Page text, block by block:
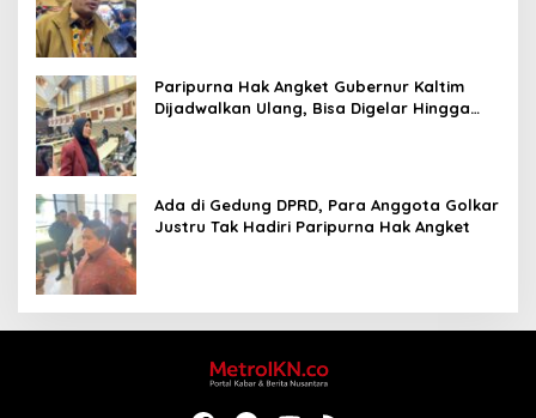
Paripurna Hak Angket Gubernur Kaltim
Dijadwalkan Ulang, Bisa Digelar Hingga
Ada di Gedung DPRD, Para Anggota Golkar
Justru Tak Hadiri Paripurna Hak Angket